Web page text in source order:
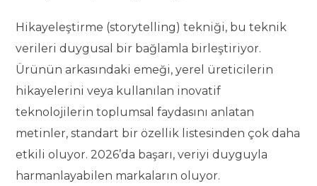
Hikayeleştirme (storytelling) tekniği, bu teknik
verileri duygusal bir bağlamla birleştiriyor.
Ürünün arkasındaki emeği, yerel üreticilerin
hikayelerini veya kullanılan inovatif
teknolojilerin toplumsal faydasını anlatan
metinler, standart bir özellik listesinden çok daha
etkili oluyor. 2026’da başarı, veriyi duyguyla
harmanlayabilen markaların oluyor.